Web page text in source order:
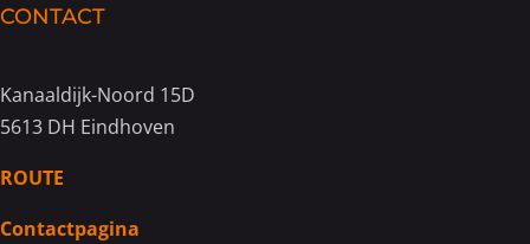
CONTACT
Kanaaldijk-Noord 15D
5613 DH Eindhoven
ROUTE
Contactpagina